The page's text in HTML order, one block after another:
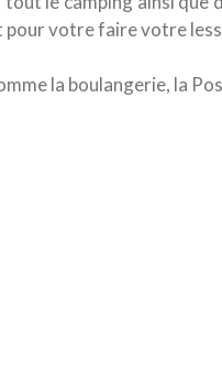
votre faire votre
la boulangerie, la